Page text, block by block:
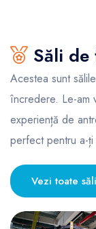
Săli de
Acestea sunt
încredere. Le-am
experiență de
perfect pentru a-
Vezi toate